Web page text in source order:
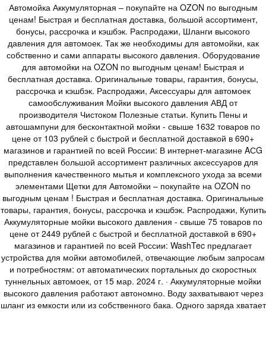
Автомойка Аккумуляторная – покупайте на OZON по выгодным
ценам! Быстрая и бесплатная доставка, большой ассортимент,
бонусы, рассрочка и кэшбэк. Распродажи, Шланги высокого
давления для автомоек. Так же необходимы для автомойки, как
собственно и сами аппараты высокого давления. Оборудование
для автомойки на OZON по выгодным ценам! Быстрая и
бесплатная доставка. Оригинальные товары, гарантия, бонусы,
рассрочка и кэшбэк. Распродажи, Аксессуары для автомоек
самообслуживания Мойки высокого давления АВД от
производителя Чистоком Полезные статьи. Купить Пены и
автошампуни для бесконтактной мойки - свыше 1632 товаров по
цене от 103 рублей с быстрой и бесплатной доставкой в 690+
магазинов и гарантией по всей России: В интернет-магазине AСG
представлен большой ассортимент различных аксессуаров для
выполнения качественного мытья и комплексного ухода за всеми
элементами Щетки для Автомойки – покупайте на OZON по
выгодным ценам ! Быстрая и бесплатная доставка. Оригинальные
товары, гарантия, бонусы, рассрочка и кэшбэк. Распродажи, Купить
Аккумуляторные мойки высокого давления - свыше 75 товаров по
цене от 2449 рублей с быстрой и бесплатной доставкой в 690+
магазинов и гарантией по всей России: WashTec предлагает
устройства для мойки автомобилей, отвечающие любым запросам
и потребностям: от автоматических портальных до скоростных
туннельных автомоек, от 15 мар. 2024 г. · Аккумуляторные мойки
высокого давления работают автономно. Воду захватывают через
шланг из емкости или из собственного бака. Одного заряда хватает